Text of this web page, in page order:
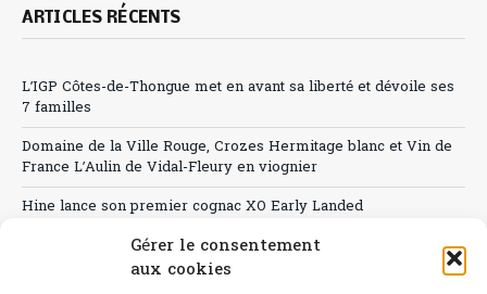
Gérer le consentement
aux cookies
ARTICLES RÉCENTS
L’IGP Côtes-de-Thongue met en avant sa liberté et dévoile ses
7 familles
Domaine de la Ville Rouge, Crozes Hermitage blanc et Vin de
France L’Aulin de Vidal-Fleury en viognier
Hine lance son premier cognac XO Early Landed
Canicule : A quand le CHR à « l’heure espagnole » ?